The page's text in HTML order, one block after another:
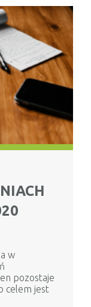
w
pozostaje
celem jest